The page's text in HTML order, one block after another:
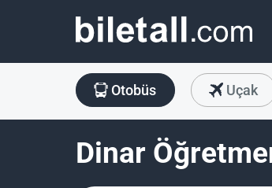
Otobüs Uçak
Dinar